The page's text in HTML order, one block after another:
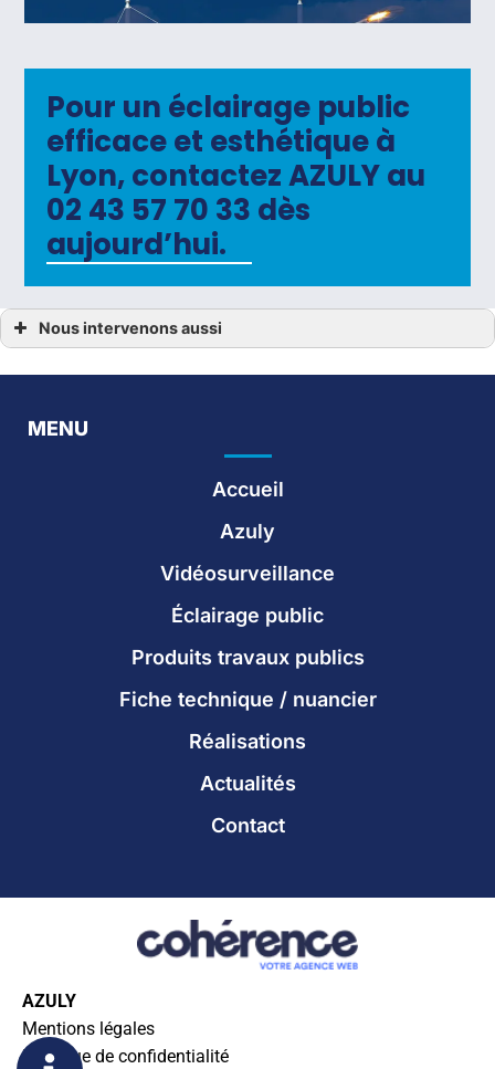
Pour un éclairage public
efficace et esthétique à
Lyon, contactez AZULY au
02 43 57 70 33 dès
aujourd’hui.
Nous intervenons aussi
Éclairage public Évry
Éclairage public Grenoble
Éclairage public Seine-Saint-Denis
Éclairage public Toulouse
Éclairage public-Bordeaux
MENU
Accueil
Azuly
Vidéosurveillance
Éclairage public
Produits travaux publics
Fiche technique / nuancier
Réalisations
Actualités
Contact
AZULY
Mentions légales
Politique de confidentialité